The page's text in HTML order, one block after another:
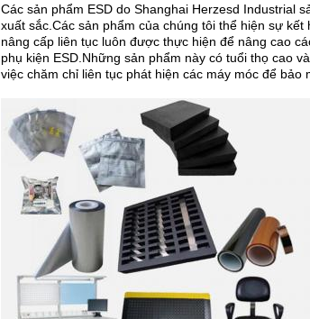
Các sản phẩm ESD do Shanghai Herzesd Industrial
xuất sắc.Các sản phẩm của chúng tôi thể hiện sự
nâng cấp liên tục luôn được thực hiện để nâng cao
phụ kiện ESD.Những sản phẩm này có tuổi thọ cao
việc chăm chỉ liên tục phát hiện các máy móc để bảo